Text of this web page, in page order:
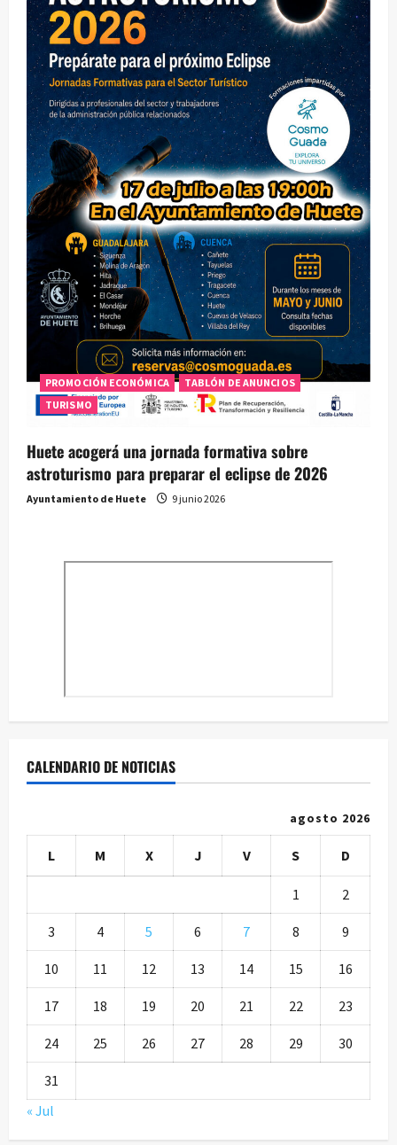
PROMOCIÓN ECONÓMICA
TABLÓN DE ANUNCIOS
TURISMO
Huete acogerá una jornada formativa sobre
astroturismo para preparar el eclipse de 2026
Ayuntamiento de Huete 9 junio 2026
CALENDARIO DE NOTICIAS
agosto 2026
L M X J V S D
1 2
3 4 5 6 7 8 9
10 11 12 13 14 15 16
17 18 19 20 21 22 23
24 25 26 27 28 29 30
31
« Jul